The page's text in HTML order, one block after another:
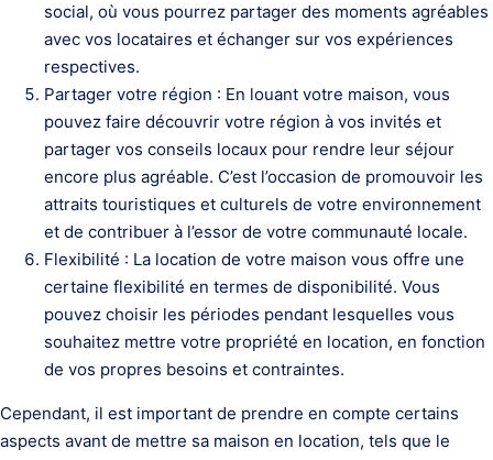
social, où vous pourrez partager des moments agréables
avec vos locataires et échanger sur vos expériences
respectives.
Partager votre région : En louant votre maison, vous
pouvez faire découvrir votre région à vos invités et
partager vos conseils locaux pour rendre leur séjour
encore plus agréable. C’est l’occasion de promouvoir les
attraits touristiques et culturels de votre environnement
et de contribuer à l’essor de votre communauté locale.
Flexibilité : La location de votre maison vous offre une
certaine flexibilité en termes de disponibilité. Vous
pouvez choisir les périodes pendant lesquelles vous
souhaitez mettre votre propriété en location, en fonction
de vos propres besoins et contraintes.
Cependant, il est important de prendre en compte certains
aspects avant de mettre sa maison en location, tels que le